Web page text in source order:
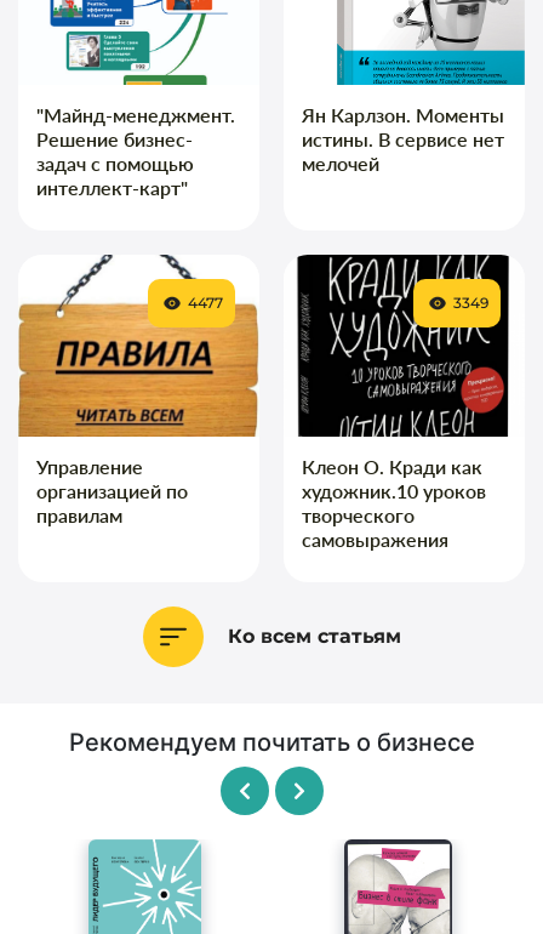
"Майнд-менеджмент.
Решение бизнес-
задач с помощью
интеллект-карт"
Ян Карлзон. Моменты
истины. В сервисе нет
мелочей
Управление
организацией по
правилам
4477
Клеон О. Кради как
художник.10 уроков
творческого
самовыражения
3349
Ко всем статьям
Рекомендуем почитать о бизнесе